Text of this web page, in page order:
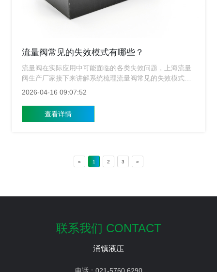
流量阀常见的失效模式有哪些？
流量阀在实际应用中可能面临的各类失效问题，上海流量
阀生产厂家接下来讲解系统梳理流量阀常见的失效模式，
并结合工程实践提出预防与应对建议，以帮助用户提升设
2026-04-16 09:07:52
查看详情
« 1 2 3 »
联系我们 CONTACT
涌镇液压